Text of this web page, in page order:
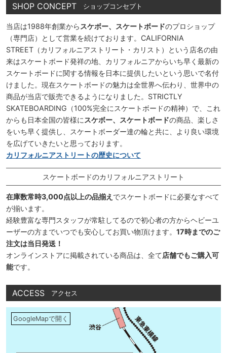
SHOP CONCEPT ショップコンセプト
当店は1988年創業から スケボー、スケートボードのプロショップ
（専門店）として営業を続けております。CALIFORNIA
STREET（カリフォルニアストリート・カリスト）という店名の由
来はスケートボード発祥の地、カリフォルニアからいち早く最新の
スケートボードに関する情報を日本に提供したいという思いで名付
けました。現在スケートボードの魅力は全世界へ伝わり、世界中の
商品が当店で販売できるようになりました。STRICTLY
SKATEBOARDING（100%完全にスケートボードの精神）で、これ
からも日本全国の皆様に スケボー、スケートボードの商品、楽しさ
をいち早く提供し、スケートボーダー達の輪と共に、より良い環境
を広げていきたいと思っております。
カリフォルニアストリートの歴史について
スケートボードのカリフォルニアストリート
在庫数常時3,000点以上の品揃え でスケートボードに必要なすべて
が揃います。
経験豊富な専門スタッフが常駐してるので初心者の方からヘビーユ
ーザーの方までいつでも安心してお買い物頂けます。 17時までのご
注文は当日発送！
オンラインストアに掲載されている商品は、全て店舗でもご購入可
能です。
ACCESS アクセス
GoogleMapで開く